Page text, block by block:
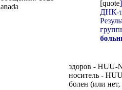
[quote
ДНК-
здоров - HUU-
носитель -
болен (или